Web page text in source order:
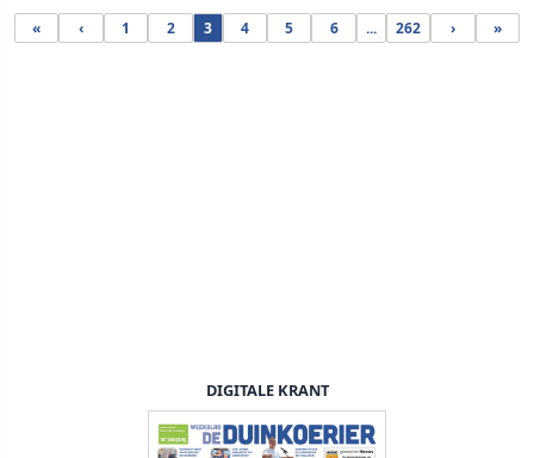
« ‹ 1 2 3 4 5 6 ... 262 › »
DIGITALE KRANT